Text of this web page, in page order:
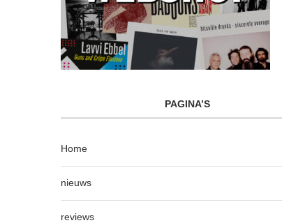
PAGINA’S
Home
nieuws
reviews